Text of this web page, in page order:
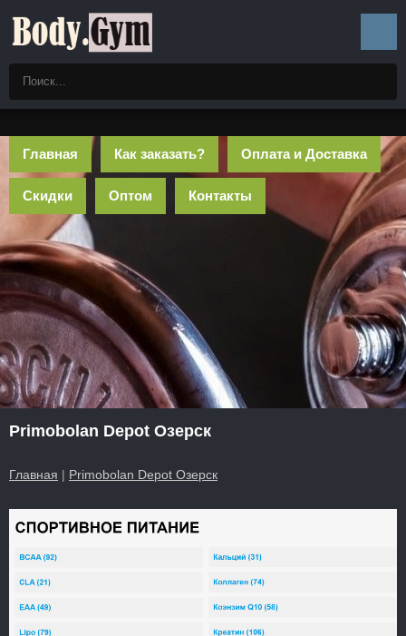
Главная Как заказать? Оплата и Доставка
Скидки Оптом Контакты
Primobolan Depot Озерск
Главная | Primobolan Depot Озерск